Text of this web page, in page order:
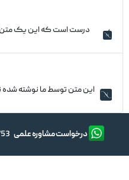
4
درست است که این یک
5
این متن توسط ما نوشته شده
درخواست مشاوره علمی